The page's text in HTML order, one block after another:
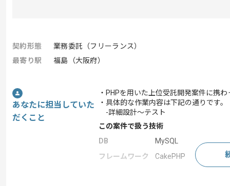
契約形態
業務委託（フリーランス）
最寄り駅
福島（大阪府）
あなたに担当していた
だくこと
・PHPを用いた上位受託開発案件に携
・具体的な作業内容は下記の通りです。
-詳細設計～テスト
この案件で扱う技術
DB
MySQL
フレームワーク
CakePHP